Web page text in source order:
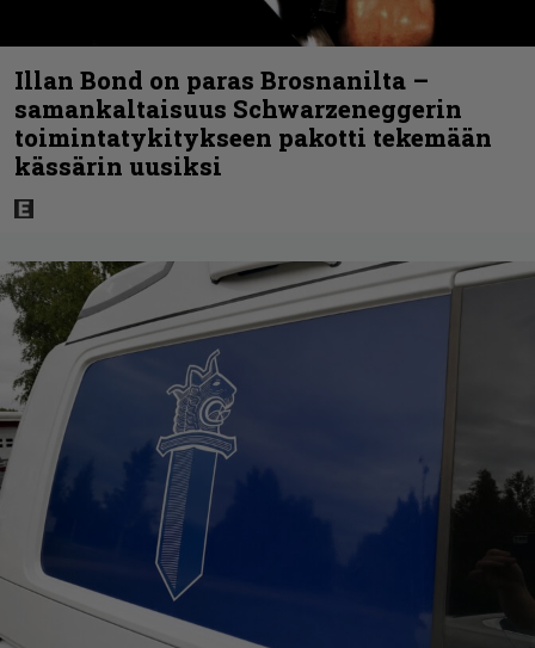
Illan Bond on paras Brosnanilta –
samankaltaisuus Schwarzeneggerin
toimintatykitykseen pakotti tekemään
kässärin uusiksi